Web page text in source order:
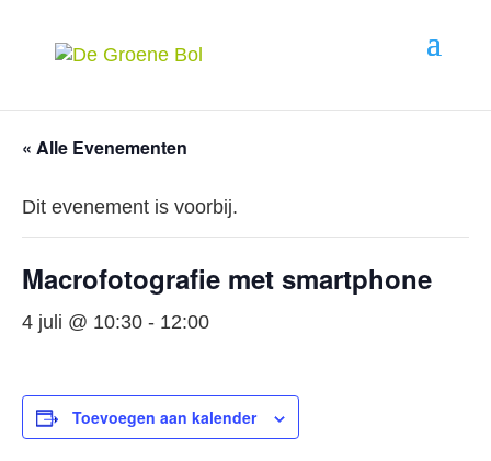
« Alle Evenementen
Dit evenement is voorbij.
Macrofotografie met smartphone
4 juli @ 10:30 - 12:00
Toevoegen aan kalender